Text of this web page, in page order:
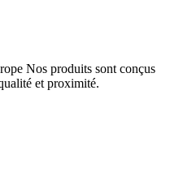
Nos produits sont conçus
et proximité.